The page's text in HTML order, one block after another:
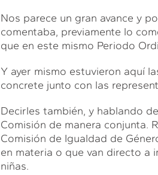
Nos parece un gran avance y
comentaba, previamente lo
que en este mismo Periodo
Y ayer mismo estuvieron aquí
concrete junto con las
Decirles también, y hablando
Comisión de manera conjunta.
Comisión de Igualdad de
en materia o que van directo a
niñas.